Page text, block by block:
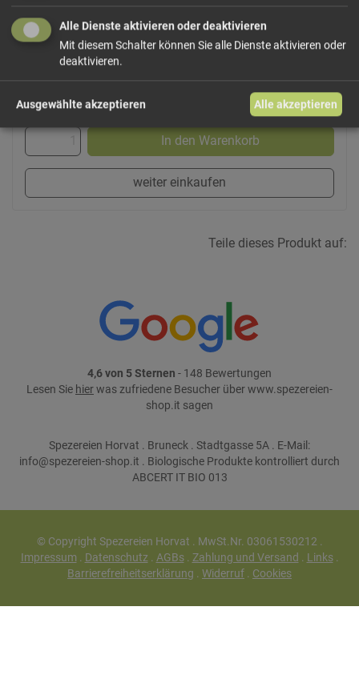
Salz
15,71 €/kg
Größe: 350 g Preis: 5,50 €
In den Warenkorb
weiter einkaufen
Teile dieses Produkt auf:
4,6 von 5 Sternen - 148 Bewertungen
Lesen Sie hierwas zufriedene Besucher über www.spezereien-
shop.it sagen
Spezereien Horvat . Bruneck . Stadtgasse 5A . E-Mail:
info@spezereien-shop.it . Biologische Produkte kontrolliert durch
ABCERT IT BIO 013
© Copyright Spezereien Horvat . MwSt.Nr. 03061530212 .
Impressum. Datenschutz. AGBs. Zahlung und Versand . Links.
Barrierefreiheitserklärung . Widerruf . Cookies
Alle Dienste aktivieren oder deaktivieren
Mit diesem Schalter können Sie alle Dienste aktivieren oder
deaktivieren.
Ausgewählte akzeptieren Alle akzeptieren